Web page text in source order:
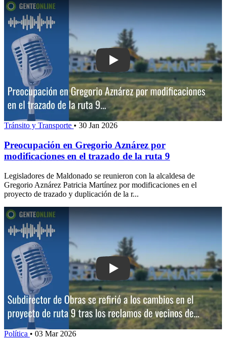
Play: Preocupación en Gregorio
Tránsito y Transporte • 30 Jan 2026
Preocupación en Gregorio Aznárez por
modificaciones en el trazado de la ruta 9
Legisladores de Maldonado se reunieron con la alcaldesa de
Gregorio Aznárez Patricia Martínez por modificaciones en el
proyecto de trazado y duplicación de la r...
Play: Subdirector de Obras se refirió
Política • 03 Mar 2026